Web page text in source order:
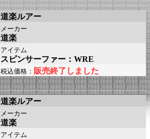
道楽ルアー
メーカー
道楽
アイテム
スピンサーファー：WRE
税込価格： 販売終了しました
道楽ルアー
メーカー
道楽
アイテム